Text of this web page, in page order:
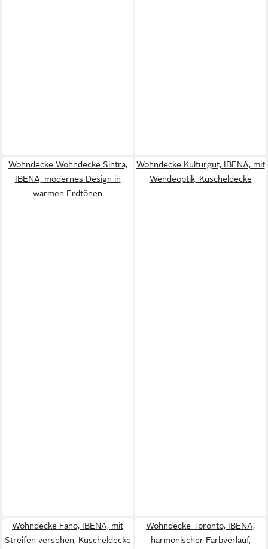
Wohndecke Wohndecke Sintra,
IBENA, modernes Design in
warmen Erdtönen
Wohndecke Kulturgut, IBENA, mit
Wendeoptik, Kuscheldecke
Wohndecke Fano, IBENA, mit
Streifen versehen, Kuscheldecke
Wohndecke Toronto, IBENA,
harmonischer Farbverlauf,